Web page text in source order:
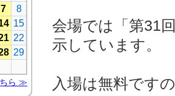
会場では「第31
示しています。
入場は無料です